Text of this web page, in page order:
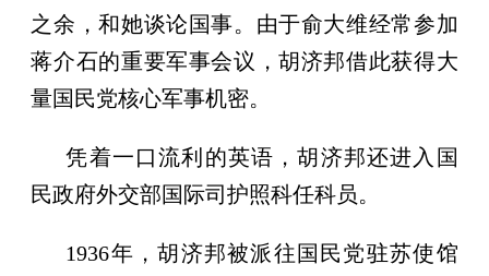
之余，和她谈论国事。由于俞大维经常参加
蒋介石的重要军事会议，胡济邦借此获得大
量国民党核心军事机密。
凭着一口流利的英语，胡济邦还进入国
民政府外交部国际司护照科任科员。
1936年，胡济邦被派往国民党驻苏使馆